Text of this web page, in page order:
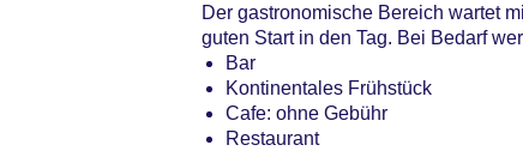
Gesamtanzahl der Zimmer: 98
Pools:Kinderbecken, Outdoor
Zahlungsarten: Mastercard, Visa
Landeskategorie: 3 Sterne
Der gastronomische Bereich wartet
guten Start in den Tag. Bei Bedarf
Bar
Kontinentales Frühstück
Cafe: ohne Gebühr
Restaurant